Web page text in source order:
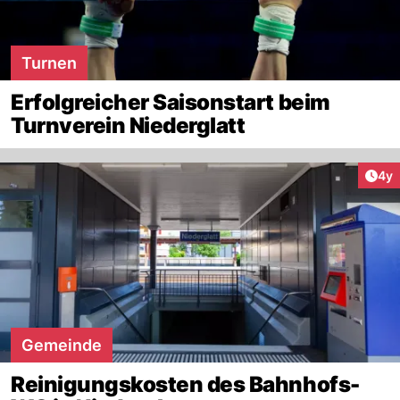
Turnen
Erfolgreicher Saisonstart beim
Turnverein Niederglatt
4y
Gemeinde
Reinigungskosten des Bahnhofs-